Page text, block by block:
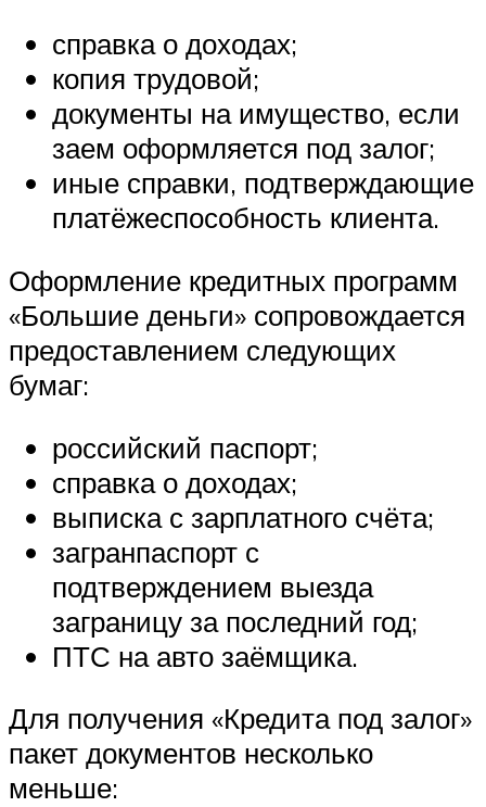
справка о доходах;
копия трудовой;
документы на имущество, если
заем оформляется под залог;
иные справки, подтверждающие
платёжеспособность клиента.
Оформление кредитных программ
«Большие деньги» сопровождается
предоставлением следующих
бумаг:
российский паспорт;
справка о доходах;
выписка с зарплатного счёта;
загранпаспорт с
подтверждением выезда
заграницу за последний год;
ПТС на авто заёмщика.
Для получения «Кредита под залог»
пакет документов несколько
меньше: